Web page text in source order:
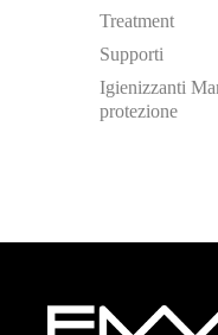
Treatment
Supporti
Igienizzanti
protezione